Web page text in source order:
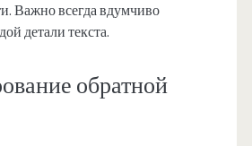
Важно всегда вдумчиво
детали текста.
обратной